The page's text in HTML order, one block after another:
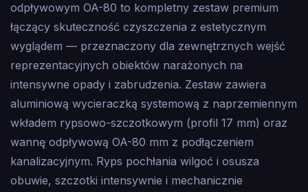
odpływowym OA-80 to kompletny zestaw premium
łączący skuteczność czyszczenia z estetycznym
wyglądem — przeznaczony dla zewnętrznych wejść
reprezentacyjnych obiektów narażonych na
intensywne opady i zabrudzenia. Zestaw zawiera
aluminiową wycieraczką systemową z naprzemiennym
wkładem rypsowo-szczotkowym (profil 17 mm) oraz
wannę odpływową OA-80 mm z podłączeniem
kanalizacyjnym. Ryps pochłania wilgoć i osusza
obuwie, szczotki intensywnie i mechanicznie